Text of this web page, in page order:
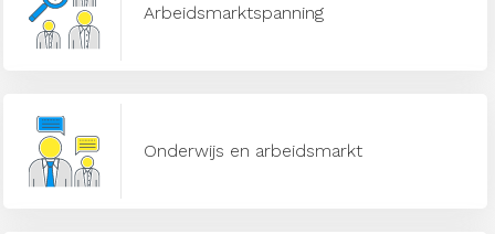
Arbeidsmarktspanning
Onderwijs en arbeidsmarkt